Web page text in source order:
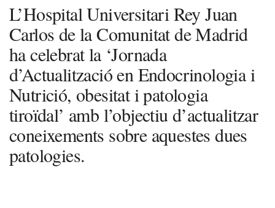
L’Hospital Universitari Rey Juan
Carlos de la Comunitat de Madrid
ha celebrat la ‘Jornada
d’Actualització en Endocrinologia i
Nutrició, obesitat i patologia
tiroïdal’ amb l’objectiu d’actualitzar
coneixements sobre aquestes dues
patologies.